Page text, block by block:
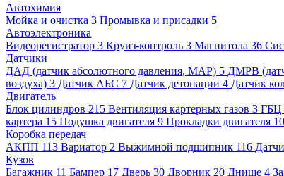
Автохимия
Мойка и очистка 3 Промывка и присадки 5
Автоэлектроника
Видеорегистратор 3 Круиз-контроль 3 Магнитола 36
Датчики
ДАД (датчик абсолютного давления, MAP) 5 ДМРВ
воздуха) 3 Датчик АБС 7 Датчик детонации 4 Датчик
Двигатель
Блок цилиндров 215 Вентиляция картерных газов 3 ГБЦ
картера 15 Подушка двигателя 9 Прокладки двигателя 10
Коробка передач
АКПП 113 Вариатор 2 Выжимной подшипник 116
Кузов
Багажник 11 Бампер 17 Дверь 30 Дворник 20 Днище 4